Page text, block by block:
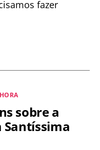
fazer
sobre a
Santíssima